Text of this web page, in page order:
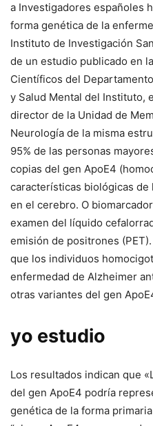
a Investigadores españoles
forma genética de la
Instituto de Investigación
de un estudio publicado en
Científicos del
y Salud Mental del Instituto,
director de la Unidad de
Neurología de la misma
95% de las personas
copias del gen ApoE4
características biológicas
en el cerebro. O
examen del líquido
emisión de positrones
que los individuos
enfermedad de Alzheimer
otras variantes del gen
yo estudio
Los resultados indican que «
del gen ApoE4 podría
genética de la forma